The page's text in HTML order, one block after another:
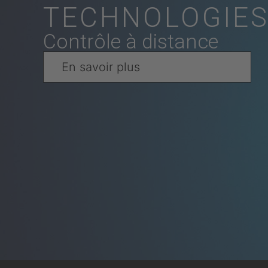
Contrôle à distance
En savoir plus